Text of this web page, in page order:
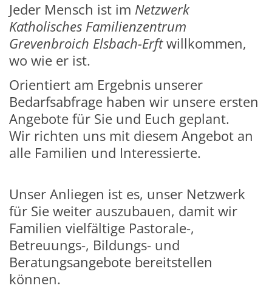
Jeder Mensch ist im Netzwerk
Katholisches Familienzentrum
Grevenbroich Elsbach-Erftwillkommen,
wo wie er ist.
Orientiert am Ergebnis unserer
Bedarfsabfrage haben wir unsere ersten
Angebote für Sie und Euch geplant.
Wir richten uns mit diesem Angebot an
alle Familien und Interessierte.
Unser Anliegen ist es, unser Netzwerk
für Sie weiter auszubauen, damit wir
Familien vielfältige Pastorale-,
Betreuungs-, Bildungs- und
Beratungsangebote bereitstellen
können.